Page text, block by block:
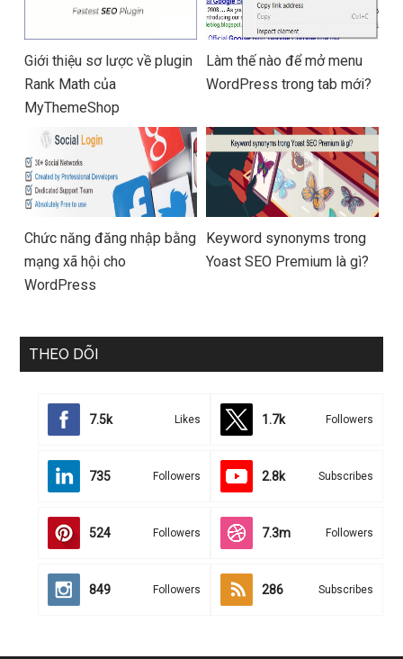
Giới thiệu sơ lược về plugin
Rank Math của
MyThemeShop
Làm thế nào để mở menu
WordPress trong tab mới?
Chức năng đăng nhập bằng
mạng xã hội cho
WordPress
Keyword synonyms trong
Yoast SEO Premium là gì?
THEO DÕI
7.5k Likes 1.7k Followers
735 Followers 2.8k Subscribes
524 Followers 7.3m Followers
849 Followers 286 Subscribes